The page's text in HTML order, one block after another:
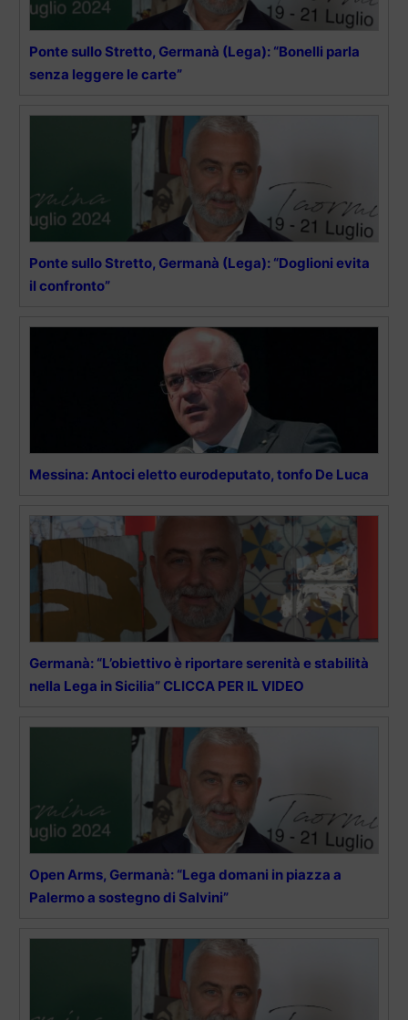
Ponte sullo Stretto, Germanà (Lega): “Bonelli parla
senza leggere le carte”
Ponte sullo Stretto, Germanà (Lega): “Doglioni evita
il confronto”
Messina: Antoci eletto eurodeputato, tonfo De Luca
Germanà: “L’obiettivo è riportare serenità e stabilità
nella Lega in Sicilia” CLICCA PER IL VIDEO
Open Arms, Germanà: “Lega domani in piazza a
Palermo a sostegno di Salvini”